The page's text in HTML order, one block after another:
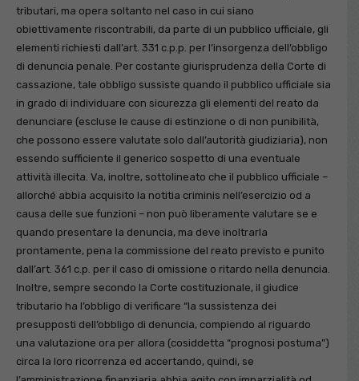
tributari, ma opera soltanto nel caso in cui siano
obiettivamente riscontrabili, da parte di un pubblico ufficiale, gli
elementi richiesti dall’art. 331 c.p.p. per l’insorgenza dell’obbligo
di denuncia penale. Per costante giurisprudenza della Corte di
cassazione, tale obbligo sussiste quando il pubblico ufficiale sia
in grado di individuare con sicurezza gli elementi del reato da
denunciare (escluse le cause di estinzione o di non punibilità,
che possono essere valutate solo dall’autorità giudiziaria), non
essendo sufficiente il generico sospetto di una eventuale
attività illecita. Va, inoltre, sottolineato che il pubblico ufficiale –
allorché abbia acquisito la notitia criminis nell’esercizio od a
causa delle sue funzioni – non può liberamente valutare se e
quando presentare la denuncia, ma deve inoltrarla
prontamente, pena la commissione del reato previsto e punito
dall’art. 361 c.p. per il caso di omissione o ritardo nella denuncia.
Inoltre, sempre secondo la Corte costituzionale, il giudice
tributario ha l’obbligo di verificare “la sussistenza dei
presupposti dell’obbligo di denuncia, compiendo al riguardo
una valutazione ora per allora (cosiddetta “prognosi postuma”)
circa la loro ricorrenza ed accertando, quindi, se